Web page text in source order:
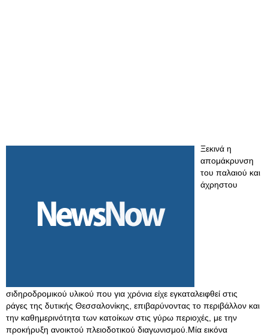
Ξεκινά η
απομάκρυνση
του παλαιού και
άχρηστου
σιδηροδρομικού υλικού που για χρόνια είχε εγκαταλειφθεί στις
ράγες της δυτικής Θεσσαλονίκης, επιβαρύνοντας το περιβάλλον και
την καθημερινότητα των κατοίκων στις γύρω περιοχές, με την
προκήρυξη ανοικτού πλειοδοτικού διαγωνισμού.Μία εικόνα